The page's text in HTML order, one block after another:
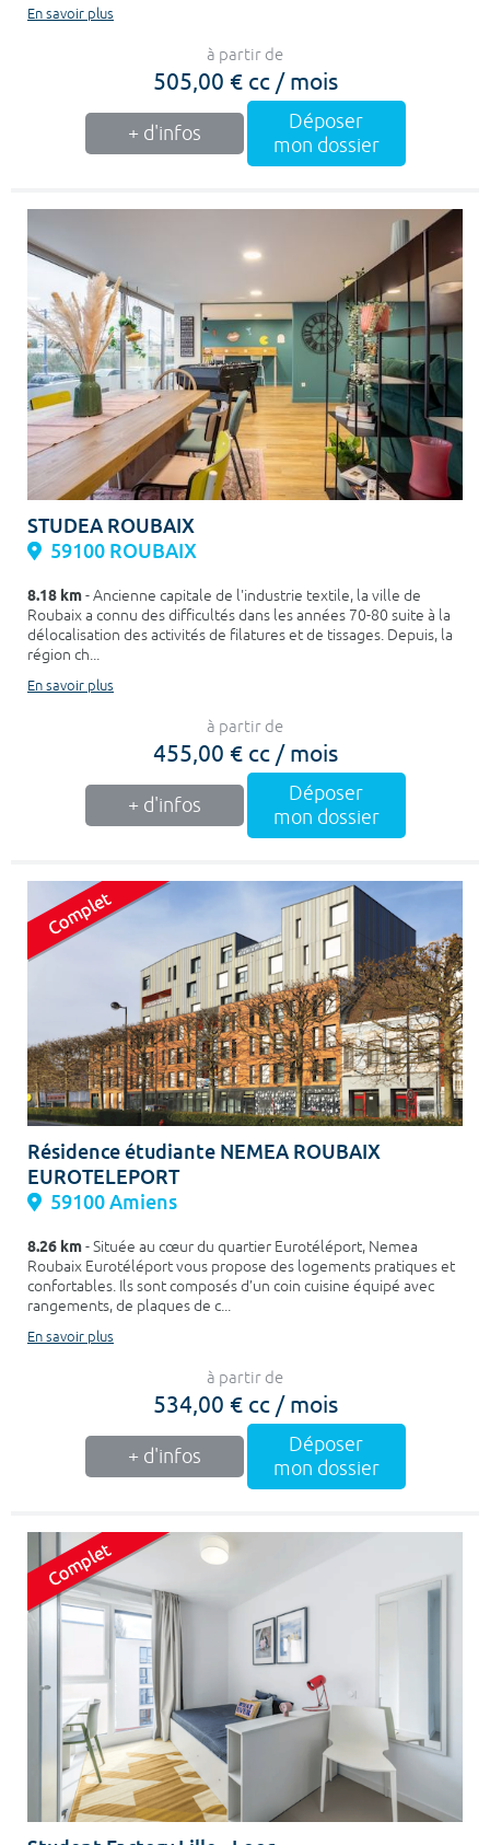
En savoir plus
à partir de
505,00 € cc / mois
+ d'infos
Déposer
mon dossier
STUDEA ROUBAIX
59100 ROUBAIX
8.18 km- Ancienne capitale de l'industrie textile, la ville de
Roubaix a connu des difficultés dans les années 70-80 suite à la
délocalisation des activités de filatures et de tissages. Depuis, la
région ch...
En savoir plus
à partir de
455,00 € cc / mois
+ d'infos
Déposer
mon dossier
Résidence étudiante NEMEA ROUBAIX
EUROTELEPORT
59100 Amiens
8.26 km- Située au cœur du quartier Eurotéléport, Nemea
Roubaix Eurotéléport vous propose des logements pratiques et
confortables. Ils sont composés d’un coin cuisine équipé avec
rangements, de plaques de c...
En savoir plus
à partir de
534,00 € cc / mois
+ d'infos
Déposer
mon dossier